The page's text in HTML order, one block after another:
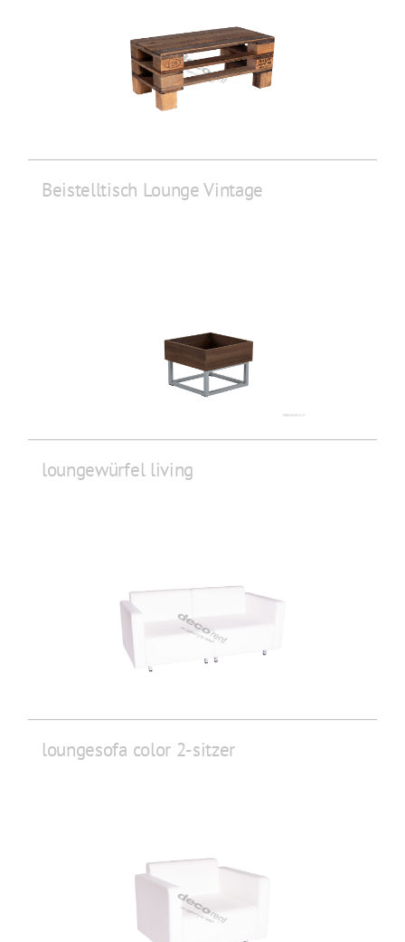
Beistelltisch Lounge Vintage
loungewürfel living
loungesofa color 2-sitzer